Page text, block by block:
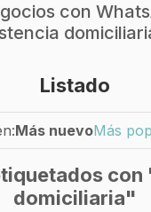
con
Listado
Más nuevoMás
domiciliaria"